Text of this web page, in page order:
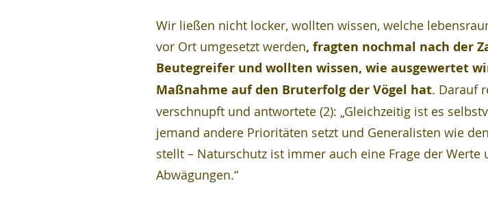
Wir ließen nicht locker, wollten wissen, welche
vor Ort umgesetzt werden, fragten nochmal nach der
Beutegreifer und wollten wissen, wie ausgewertet
Maßnahme auf den Bruterfolg der Vögel hat. Darauf
verschnupft und antwortete (2): „Gleichzeitig ist es
jemand andere Prioritäten setzt und Generalisten wie
stellt – Naturschutz ist immer auch eine Frage der Werte
Abwägungen.“